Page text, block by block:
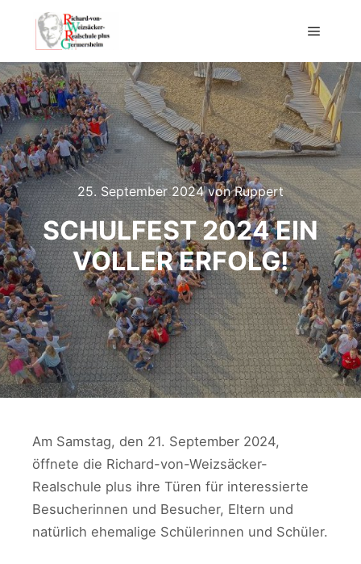
25. September 2024vonRuppert
SCHULFEST 2024 EIN
VOLLER ERFOLG!
Am Samstag, den 21. September 2024,
öffnete die Richard-von-Weizsäcker-
Realschule plus ihre Türen für interessierte
Besucherinnen und Besucher, Eltern und
natürlich ehemalige Schülerinnen und Schüler.